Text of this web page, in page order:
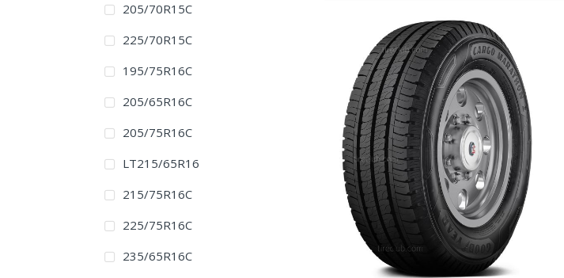
205/70R15C
225/70R15C
195/75R16C
205/65R16C
205/75R16C
LT215/65R16
215/75R16C
225/75R16C
235/65R16C